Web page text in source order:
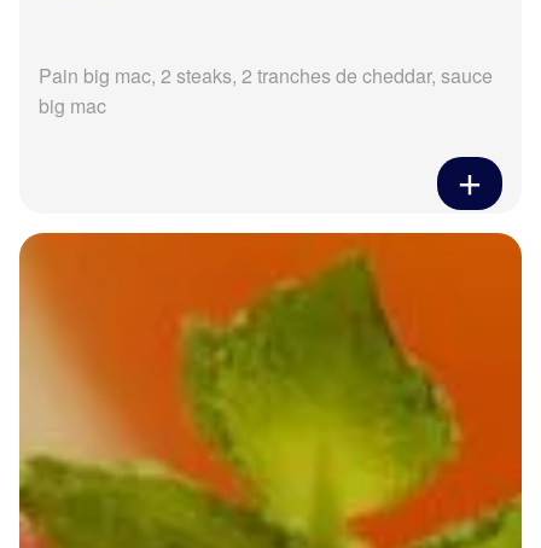
Pain big mac, 2 steaks, 2 tranches de cheddar, sauce
big mac